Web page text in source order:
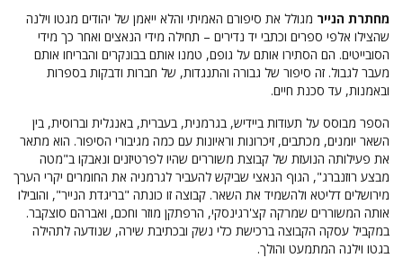
מחתרת הנייר מגולל את סיפורם האמיתי והלא ייאמן של יהודים מגטו וילנה
שהצילו אלפי ספרים וכתבי יד נדירים – תחילה מידי הנאצים ואחר כך מידי
הסובייטים. הם הסתירו אותם על גופם, טמנו אותם בבונקרים והבריחו אותם
מעבר לגבול. זה סיפור של גבורה והתנגדות, של חברות ודבקות בספרות
ובאמנות, עד סכנת חיים.
הספר מבוסס על תעודות ביידיש, בגרמנית, בעברית, באנגלית וברוסית, בין
השאר יומנים, מכתבים, זיכרונות וראיונות עם כמה מגיבורי הסיפור. הוא מתאר
את פעילותה הנועזת של קבוצת משוררים שהיו לפרטיזנים ונאבקו ב"מטה
מבצע רוזנברג", הגוף הנאצי שביקש להעביר לגרמניה את החומרים יקרי הערך
מירושלים דליטא ולהשמיד את השאר. קבוצה זו כונתה "בריגדת הנייר", והובילו
אותה המשוררים שמרקה קצ'רגינסקי, הרפתקן מוזר וחכם, ואברהם סוצקבר.
במקביל עסקה הקבוצה ברכישת כלי נשק ובכתיבת שירה, שנודעה לתהילה
בגטו וילנה המתמעט והולך.